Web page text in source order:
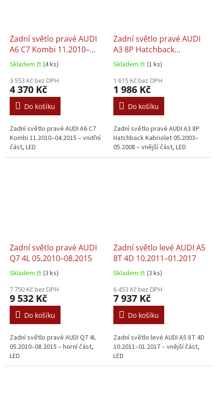
Zadní světlo pravé AUDI
A6 C7 Kombi 11.2010–
04.2015
Skladem 𖠿 (4 ks)
3 553 Kč bez DPH
4 370 Kč
Do košíku
Zadní světlo pravé AUDI A6 C7
Kombi 11.2010–04.2015 – vnitřní
část, LED
Zadní světlo pravé AUDI
A3 8P Hatchback
Kabriolet 05.2003–
Skladem 𖠿 (1 ks)
1 615 Kč bez DPH
1 986 Kč
Do košíku
Zadní světlo pravé AUDI A3 8P
Hatchback Kabriolet 05.2003–
05.2008 – vnější část, LED
Zadní světlo pravé AUDI
Q7 4L 05.2010–08.2015
Skladem 𖠿 (3 ks)
7 750 Kč bez DPH
9 532 Kč
Do košíku
Zadní světlo pravé AUDI Q7 4L
05.2010–08.2015 – horní část,
LED
Zadní světlo levé AUDI A5
8T 4D 10.2011–01.2017
Skladem 𖠿 (3 ks)
6 453 Kč bez DPH
7 937 Kč
Do košíku
Zadní světlo levé AUDI A5 8T 4D
10.2011–01.2017 – vnější část,
LED